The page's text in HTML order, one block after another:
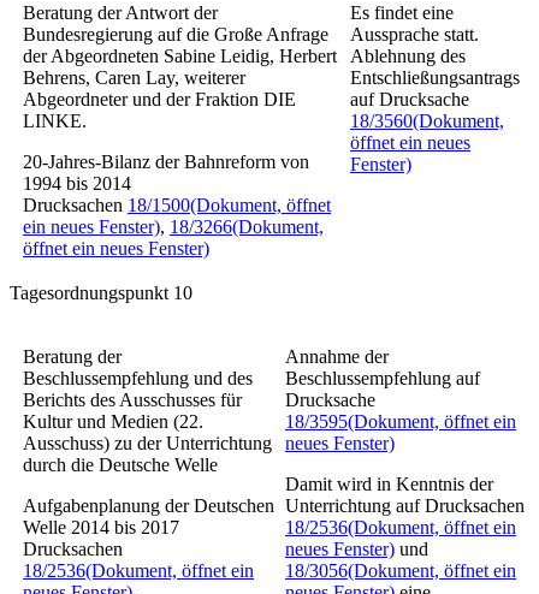
Beratung der Antwort der
Bundesregierung auf die Große Anfrage
der Abgeordneten Sabine Leidig, Herbert
Behrens, Caren Lay, weiterer
Abgeordneter und der Fraktion DIE
LINKE.
20-Jahres-Bilanz der Bahnreform von
1994 bis 2014
Drucksachen 18/1500(Dokument, öffnet
ein neues Fenster), 18/3266(Dokument,
öffnet ein neues Fenster)
Es findet eine
Aussprache statt.
Ablehnung des
Entschließungsantrags
auf Drucksache
18/3560(Dokument,
öffnet ein neues
Fenster)
Tagesordnungspunkt 10
Beratung der
Beschlussempfehlung und des
Berichts des Ausschusses für
Kultur und Medien (22.
Ausschuss) zu der Unterrichtung
durch die Deutsche Welle
Aufgabenplanung der Deutschen
Welle 2014 bis 2017
Drucksachen
18/2536(Dokument, öffnet ein
Annahme der
Beschlussempfehlung auf
Drucksache
18/3595(Dokument, öffnet ein
neues Fenster)
Damit wird in Kenntnis der
Unterrichtung auf Drucksachen
18/2536(Dokument, öffnet ein
neues Fenster) und
18/3056(Dokument, öffnet ein